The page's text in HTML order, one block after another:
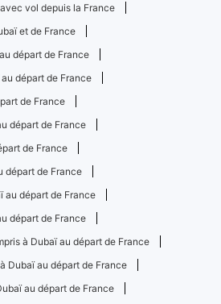
vol depuis la France
et de France
départ de France
départ de France
de France
départ de France
de France
départ de France
au départ de France
départ de France
à Dubaï au départ de France
Dubaï au départ de France
au départ de France